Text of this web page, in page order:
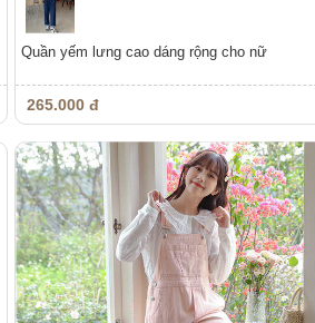
Quần yếm lưng cao dáng rộng cho nữ
265.000 đ